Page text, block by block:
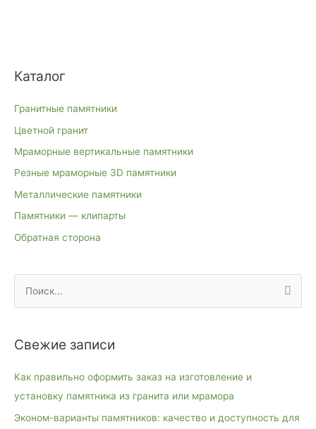
Каталог
Гранитные памятники
Цветной гранит
Мраморные вертикальные памятники
Резные мраморные 3D памятники
Металлические памятники
Памятники — клипарты
Обратная сторона
с
Свежие записи
Как правильно оформить заказ на изготовление и
установку памятника из гранита или мрамора
Эконом-варианты памятников: качество и доступность для